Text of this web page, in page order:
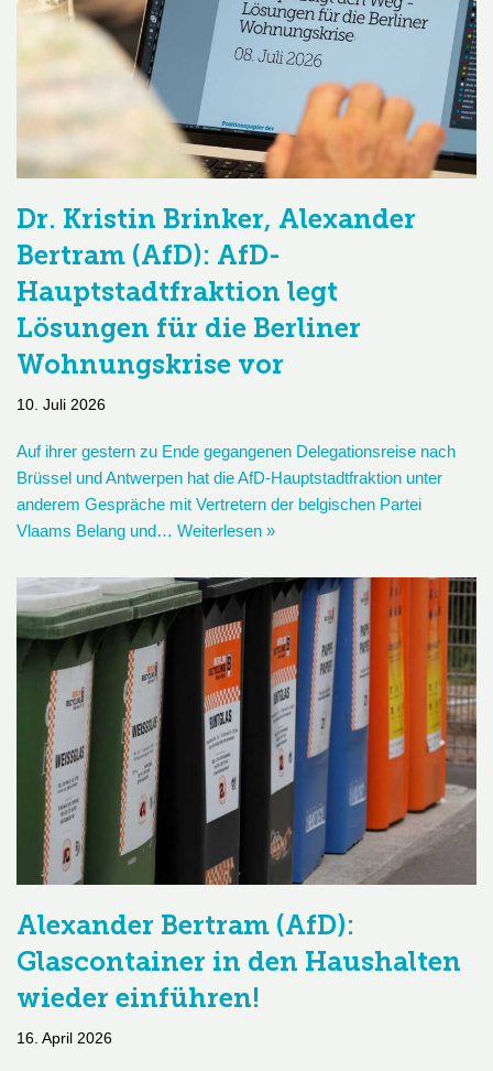
Dr. Kristin Brinker, Alexander
Bertram (AfD): AfD-
Hauptstadtfraktion legt
Lösungen für die Berliner
Wohnungskrise vor
10. Juli 2026
Auf ihrer gestern zu Ende gegangenen Delegationsreise nach
Brüssel und Antwerpen hat die AfD-Hauptstadtfraktion unter
anderem Gespräche mit Vertretern der belgischen Partei
Vlaams Belang und… Weiterlesen »
Alexander Bertram (AfD):
Glascontainer in den Haushalten
wieder einführen!
16. April 2026